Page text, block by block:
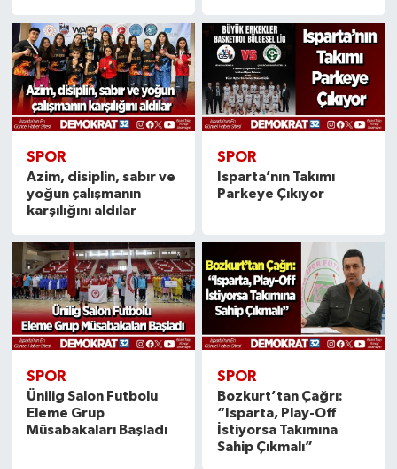
SPOR
Azim, disiplin, sabır ve
yoğun çalışmanın
karşılığını aldılar
SPOR
Isparta’nın Takımı
Parkeye Çıkıyor
SPOR
Ünilig Salon Futbolu
Eleme Grup
Müsabakaları Başladı
SPOR
Bozkurt’tan Çağrı:
“Isparta, Play-Off
İstiyorsa Takımına
Sahip Çıkmalı”